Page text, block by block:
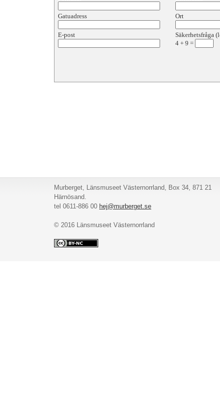
Gatuadress Ort
E-post
Säkerhetsfråga
4 + 9 =
Murberget, Länsmuseet Västernorrland, Box 34, 871 21
Härnösand.
tel 0611-886 00 hej@murberget.se
© 2016 Länsmuseet Västernorrland